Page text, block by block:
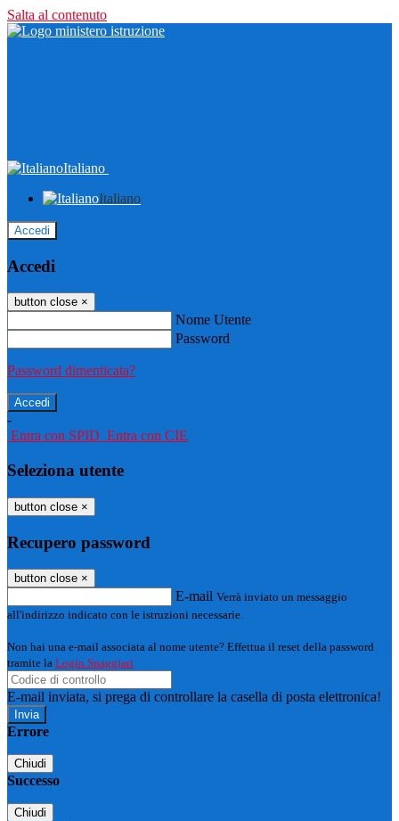
Salta al contenuto
Italiano
Italiano
Accedi
Accedi
button close ×
Nome Utente
Password
Password dimenticata?
-
Entra con SPID Entra con CIE
Seleziona utente
button close ×
Recupero password
button close ×
E-mail Verrà inviato un messaggio
all'indirizzo indicato con le istruzioni necessarie.
Non hai una e-mail associata al nome utente? Effettua il reset della password
tramite la Login Spaggiari
E-mail inviata, si prega di controllare la casella di posta elettronica!
Errore
Chiudi
Successo
Chiudi